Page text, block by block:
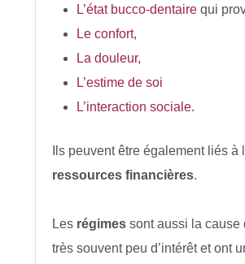
L’état bucco-dentaire qui
Le confort,
La douleur,
L’estime de soi
L’interaction sociale.
Ils peuvent être également liés
ressources financières.
Les régimes sont aussi la cause
très souvent peu d’intérêt et ont